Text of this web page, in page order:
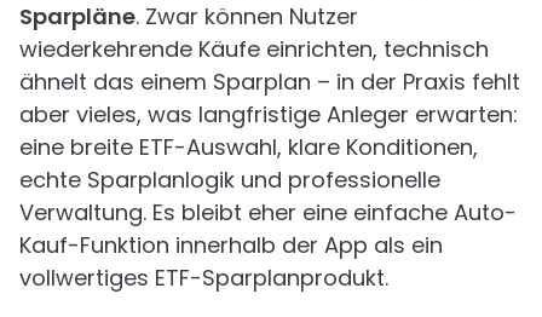
Sparpläne. Zwar können Nutzer
wiederkehrende Käufe einrichten, technisch
ähnelt das einem Sparplan – in der Praxis fehlt
aber vieles, was langfristige Anleger erwarten:
eine breite ETF-Auswahl, klare Konditionen,
echte Sparplanlogik und professionelle
Verwaltung. Es bleibt eher eine einfache Auto-
Kauf-Funktion innerhalb der App als ein
vollwertiges ETF-Sparplanprodukt.